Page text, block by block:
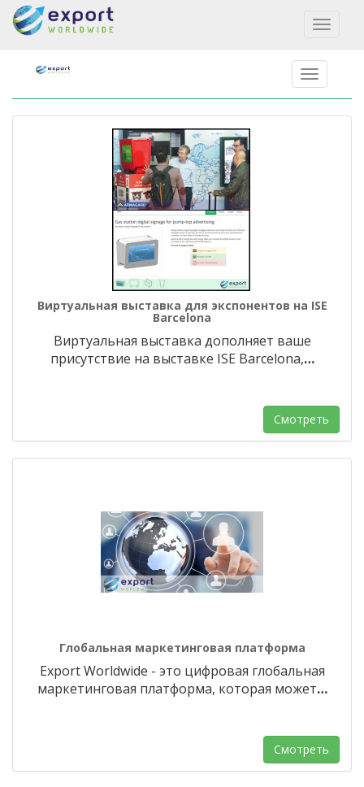
Toggle
Виртуальная выставка для экспонентов на ISE
Barcelona
Виртуальная выставка дополняет ваше
присутствие на выставке ISE Barcelona,…
Смотреть
Глобальная маркетинговая платформа
Export Worldwide - это цифровая глобальная
маркетинговая платформа, которая может…
Смотреть